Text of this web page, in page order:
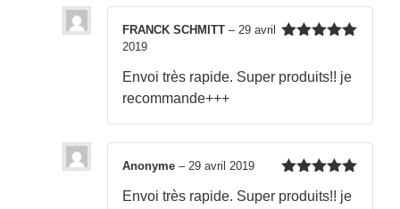
FRANCK SCHMITT – 29 avril
2019
Envoi très rapide. Super produits!! je
recommande+++
5
Anonyme – 29 avril 2019
Envoi très rapide. Super produits!! je